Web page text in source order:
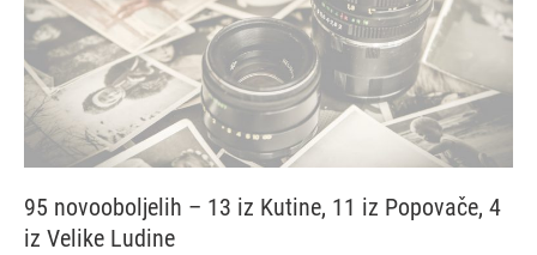
95 novooboljelih – 13 iz Kutine, 11 iz Popovače, 4
iz Velike Ludine